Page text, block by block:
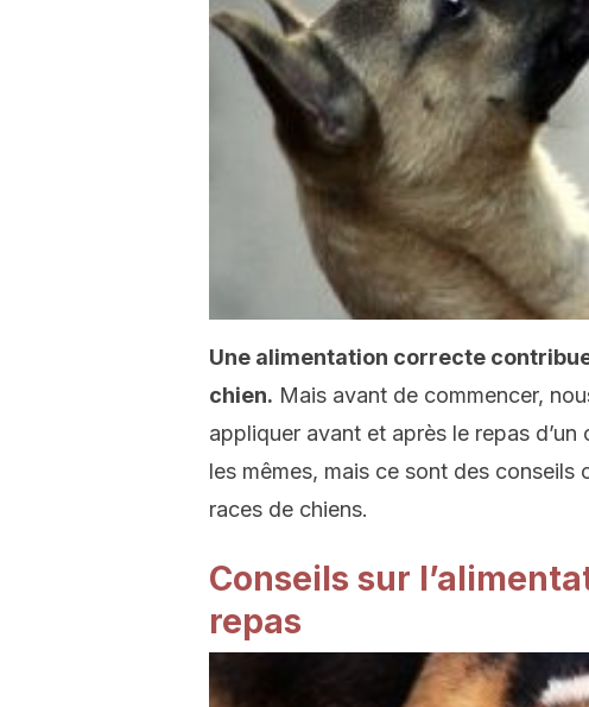
Une alimentation correcte
chien. Mais avant de commencer,
appliquer avant et après le repas
les mêmes, mais ce sont des
races de chiens.
Conseils sur
repas